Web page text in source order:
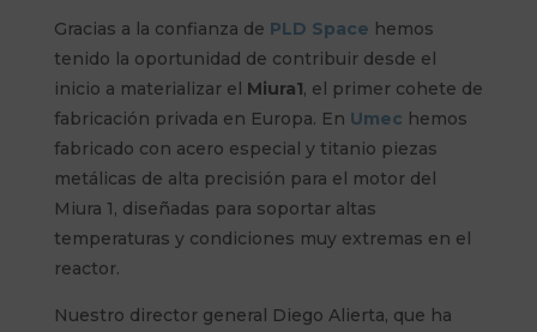
Gracias a la confianza de PLD Space hemos
tenido la oportunidad de contribuir desde el
inicio a materializar el Miura1, el primer cohete de
fabricación privada en Europa. En Umec hemos
fabricado con acero especial y titanio piezas
metálicas de alta precisión para el motor del
Miura 1, diseñadas para soportar altas
temperaturas y condiciones muy extremas en el
reactor.
Nuestro director general Diego Alierta, que ha